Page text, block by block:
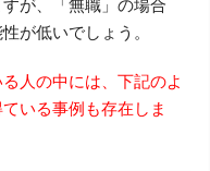
が、「無職」の場合
が低いでしょう。
人の中には、下記のよ
いる事例も存在しま